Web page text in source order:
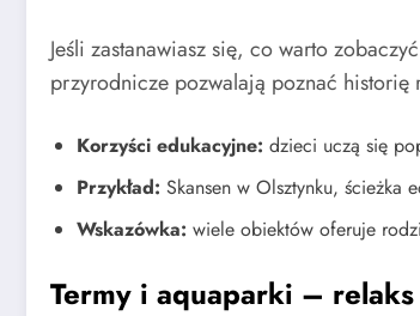
Jeśli zastanawiasz się, co warto
przyrodnicze pozwalają poznać
Korzyści edukacyjne: dzieci uczą się
Przykład: Skansen w Olsztynku, ścieżka
Wskazówka: wiele obiektów oferuje
Termy i aquaparki –